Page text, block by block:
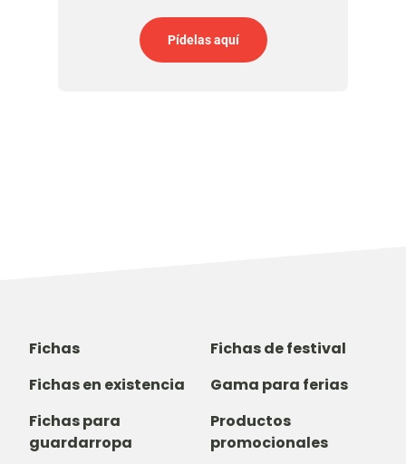
Pídelas aquí
Fichas
Fichas de festival
Fichas en existencia
Gama para ferias
Fichas para
guardarropa
Productos
promocionales